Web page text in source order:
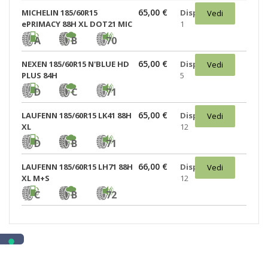
MICHELIN 185/60R15
ePRIMACY 88H XL DOT21 MIC
A B 70
65,00 €
Disponibili:
1
Vedi
NEXEN 185/60R15 N'BLUE HD
PLUS 84H
D C 71
65,00 €
Disponibili:
5
Vedi
LAUFENN 185/60R15 LK41 88H
XL
D B 71
65,00 €
Disponibili:
12
Vedi
LAUFENN 185/60R15 LH71 88H
XL M+S
C B 72
66,00 €
Disponibili:
12
Vedi